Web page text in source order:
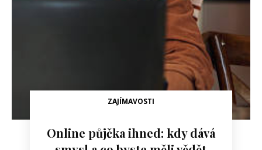
ZAJÍMAVOSTI
Online půjčka ihned: kdy dává